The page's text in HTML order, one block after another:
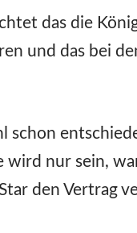
das die
und das bei
schon
wird nur sein,
den Vertrag